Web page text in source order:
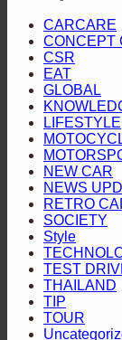
สาย
ลุย“ออล-
นิว
มิต
ซู
บิชิ
ปา
เจโร”
แรก
“Hilux
Revo
Racing
Mania
2026”
สุราษฎร์
CARCARE
CONCEPT
CSR
EAT
GLOBAL
LIFESTYLE
NEW CAR
NEWS
RETRO
SOCIETY
Style
TEST
THAILAND
TIP
TOUR